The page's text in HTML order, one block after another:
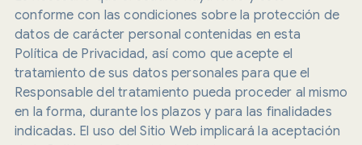
conforme con las condiciones sobre la protección de
datos de carácter personal contenidas en esta
Política de Privacidad, así como que acepte el
tratamiento de sus datos personales para que el
Responsable del tratamiento pueda proceder al mismo
en la forma, durante los plazos y para las finalidades
indicadas. El uso del Sitio Web implicará la aceptación